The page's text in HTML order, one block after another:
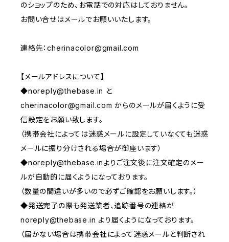
のショップのため、お電話での対応はしておりません。
お問い合せはメールでお願いいたします。
連絡先：cherinacolor@gmail.com
【メールアドレスについて】
◆noreply@thebase.in と
cherinacolor@gmail.com からのメールが届くように受
信設定をお願い致します。
（携帯会社によっては迷惑メールに設定していなくても迷惑
メールに振り分けされる場合が御座います）
◆noreply@thebase.inよりご注文後に注文確定のメー
ルが自動的に届くようになっております。
（数量の間違いが多いので必ずご確認をお願いします。）
◆発送完了の際も発送業者、追跡番号の連絡が
noreply@thebase.in より届くようになっております。
（届かない場合は携帯会社によって迷惑メールと判断され